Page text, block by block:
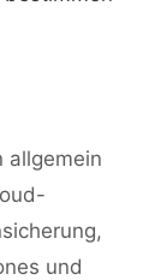
allgemein
,
und